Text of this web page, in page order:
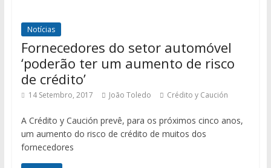
Notícias
Fornecedores do setor automóvel
‘poderão ter um aumento de risco
de crédito’
14 Setembro, 2017 João Toledo Crédito y Caución
A Crédito y Caución prevê, para os próximos cinco anos,
um aumento do risco de crédito de muitos dos
fornecedores